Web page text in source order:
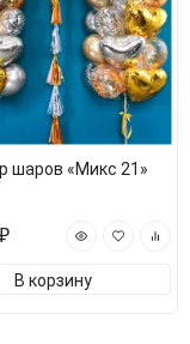
шаров «Микс 21»
В корзину